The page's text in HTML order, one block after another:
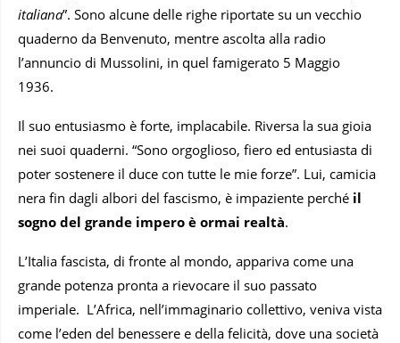
italiana”. Sono alcune delle righe riportate su un vecchio
quaderno da Benvenuto, mentre ascolta alla radio
l’annuncio di Mussolini, in quel famigerato 5 Maggio
1936.
Il suo entusiasmo è forte, implacabile. Riversa la sua gioia
nei suoi quaderni. “Sono orgoglioso, fiero ed entusiasta di
poter sostenere il duce con tutte le mie forze”. Lui, camicia
nera fin dagli albori del fascismo, è impaziente perché il
sogno del grande impero è ormai realtà.
L’Italia fascista, di fronte al mondo, appariva come una
grande potenza pronta a rievocare il suo passato
imperiale. L’Africa, nell’immaginario collettivo, veniva vista
come l’eden del benessere e della felicità, dove una società